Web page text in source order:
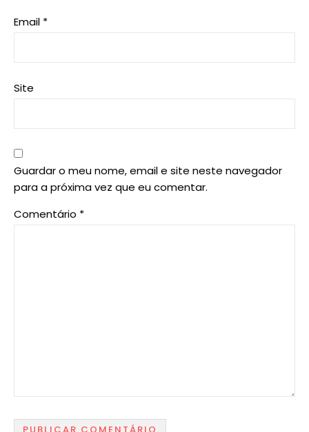
Email *
Site
Guardar o meu nome, email e site neste navegador
para a próxima vez que eu comentar.
Comentário *